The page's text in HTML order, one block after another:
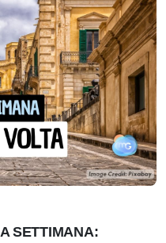
SETTIMANA: